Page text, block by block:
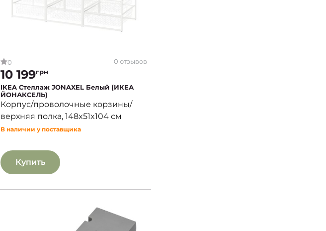
0 0 отзывов
10 199грн
IKEA Стеллаж JONAXEL Белый (ИКЕА
ЙОНАКСЕЛЬ)
Корпус/проволочные корзины/
верхняя полка, 148x51x104 см
В наличии у поставщика
Купить